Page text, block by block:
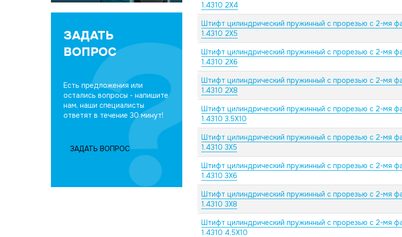
ЗАДАТЬ
ВОПРОС
Есть предложения или
остались вопросы - напишите
нам, наши специалисты
ответят в течение 30 минут!
ЗАДАТЬ ВОПРОС
1.4310 2X4
Штифт цилиндрический пружинный с прорезью с 2-мя
1.4310 2X5
Штифт цилиндрический пружинный с прорезью с 2-мя
1.4310 2X6
Штифт цилиндрический пружинный с прорезью с 2-мя
1.4310 2X8
Штифт цилиндрический пружинный с прорезью с 2-мя
1.4310 3,5X10
Штифт цилиндрический пружинный с прорезью с 2-мя
1.4310 3X5
Штифт цилиндрический пружинный с прорезью с 2-мя
1.4310 3X6
Штифт цилиндрический пружинный с прорезью с 2-мя
1.4310 3X8
Штифт цилиндрический пружинный с прорезью с 2-мя
1.4310 4,5X10